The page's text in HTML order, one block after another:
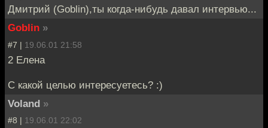
Дмитрий (Goblin),ты когда-нибудь давал интервью...
Goblin »
#7 | 19.06.01 21:58
2 Елена
C какой целью интересуетесь? :)
Voland »
#8 | 19.06.01 22:02